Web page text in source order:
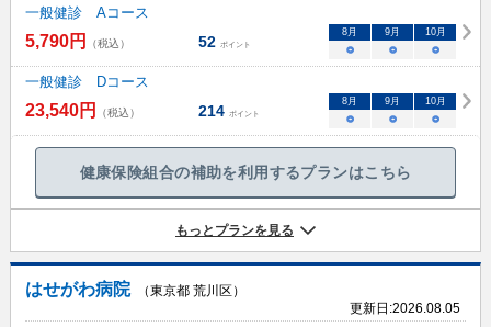
一般健診 Aコース
5,790円 （税込） 52 ポイント
8 月 9 月 10月
○ ○ ○
一般健診 Dコース
23,540円 （税込） 214 ポイント
8 月 9 月 10月
○ ○ ○
健康保険組合の補助を利用するプランはこちら
もっとプランを見る
はせがわ病院
（東京都 荒川区）
更新日:2026.08.05